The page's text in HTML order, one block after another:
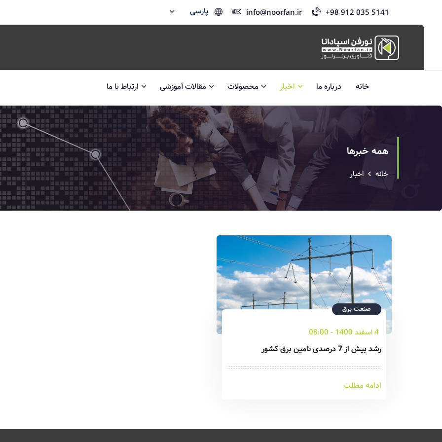
+98 912 035 5141
info@noorfan.ir پارسی
خانه درباره ما اخبار محصولات مقالات آموزشی ارتباط با ما
همه خبرها
خانه اخبار
صنعت برق
4 اسفند 1400 - 08:00
رشد بیش از 7 درصدی تامین برق کشور
ادامه مطلب